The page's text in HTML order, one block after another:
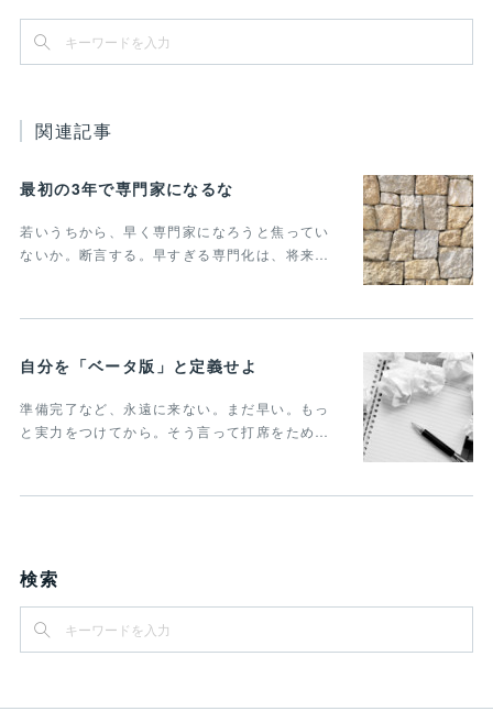
関連記事
最初の3年で専門家になるな
若いうちから、早く専門家になろうと焦ってい
ないか。断言する。早すぎる専門化は、将来…
自分を「ベータ版」と定義せよ
準備完了など、永遠に来ない。まだ早い。もっ
と実力をつけてから。そう言って打席をため…
検索